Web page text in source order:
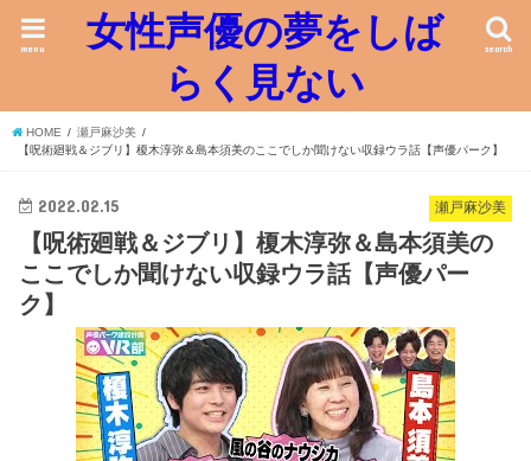
女性声優の夢をしば
らく見ない
search
menu
HOME
瀬戸麻沙美
【呪術廻戦＆ジブリ】榎木淳弥＆島本須美のここでしか聞けない収録ウラ話【声優パーク】
瀬戸麻沙美
2022.02.15
【呪術廻戦＆ジブリ】榎木淳弥＆島本須美の
ここでしか聞けない収録ウラ話【声優パー
ク】